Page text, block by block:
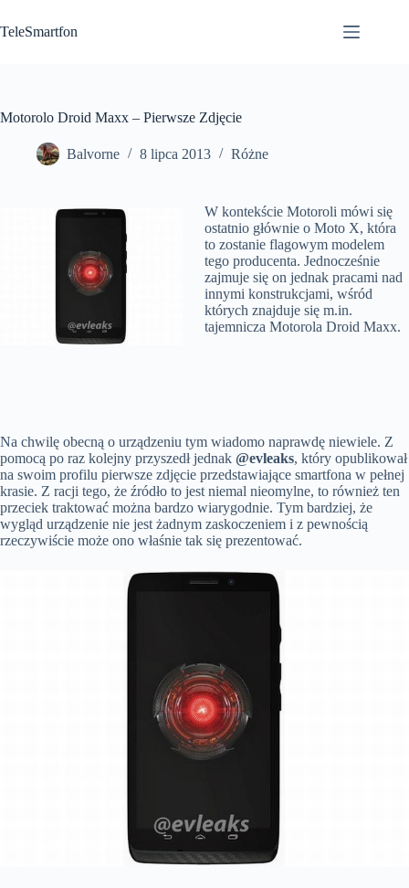
do
treści
TeleSmartfon
Motorolo Droid Maxx – Pierwsze Zdjęcie
Balvorne 8 lipca 2013 Różne
W kontekście Motoroli mówi się
ostatnio głównie o Moto X, która
to zostanie flagowym modelem
tego producenta. Jednocześnie
zajmuje się on jednak pracami nad
innymi konstrukcjami, wśród
których znajduje się m.in.
tajemnicza Motorola Droid Maxx.
Na chwilę obecną o urządzeniu tym wiadomo naprawdę niewiele. Z
pomocą po raz kolejny przyszedł jednak @evleaks, który opublikował
na swoim profilu pierwsze zdjęcie przedstawiające smartfona w pełnej
krasie. Z racji tego, że źródło to jest niemal nieomylne, to również ten
przeciek traktować można bardzo wiarygodnie. Tym bardziej, że
wygląd urządzenie nie jest żadnym zaskoczeniem i z pewnością
rzeczywiście może ono właśnie tak się prezentować.